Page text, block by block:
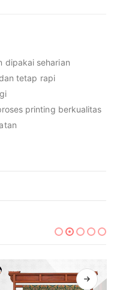
dipakai seharian
tetap rapi
printing berkualitas